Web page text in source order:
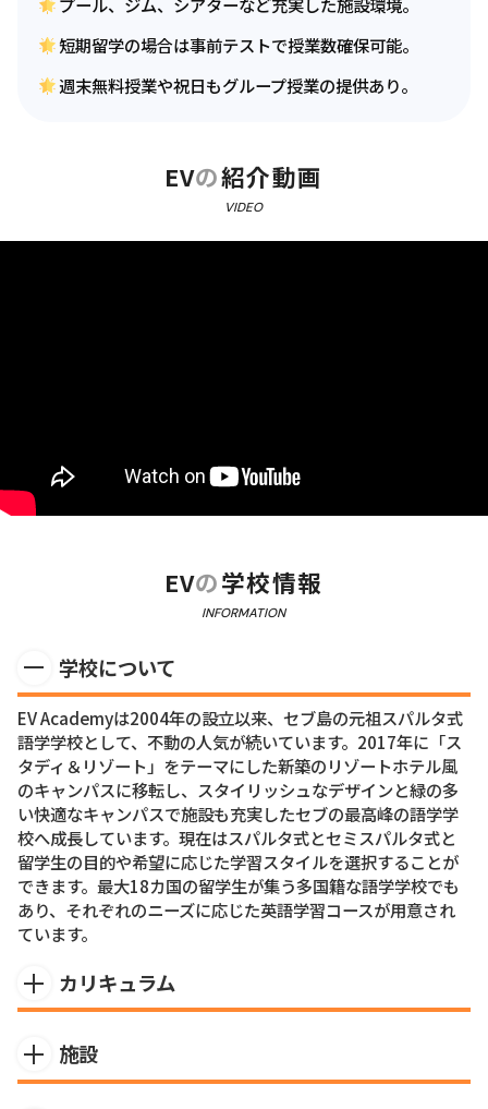
短期留学の場合は事前テストで授業数確保可能。
週末無料授業や祝日もグループ授業の提供あり。
EVの紹介動画
VIDEO
EVの学校情報
INFORMATION
学校について
EV Academyは2004年の設立以来、セブ島の元祖スパルタ式
語学学校として、不動の人気が続いています。2017年に「ス
タディ＆リゾート」をテーマにした新築のリゾートホテル風
のキャンパスに移転し、スタイリッシュなデザインと緑の多
い快適なキャンパスで施設も充実したセブの最高峰の語学学
校へ成長しています。現在はスパルタ式とセミスパルタ式と
留学生の目的や希望に応じた学習スタイルを選択することが
できます。最大18カ国の留学生が集う多国籍な語学学校でも
あり、それぞれのニーズに応じた英語学習コースが用意され
ています。
カリキュラム
Intensive / セミスパルタ）の二つの異なる学習プランを提供
しています。SP1は明確なゴールと意欲を持つ留学生のための
施設